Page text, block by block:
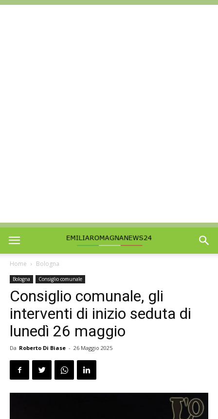
Home Bologna
Bologna Consiglio comunale
Consiglio comunale, gli
interventi di inizio seduta di
lunedì 26 maggio
Da Roberto Di Biase - 26 Maggio 2025